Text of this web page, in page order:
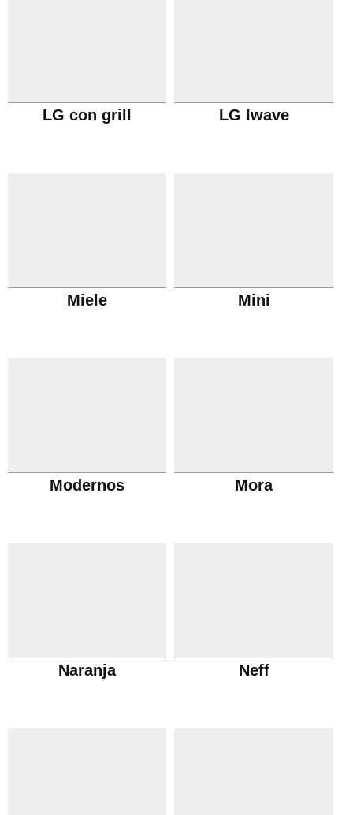
LG con grill LG Iwave
Miele Mini
Modernos Mora
Naranja Neff